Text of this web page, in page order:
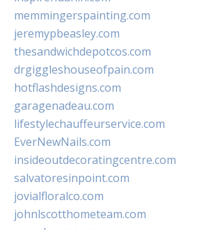
memmingerspainting.com
jeremypbeasley.com
thesandwichdepotcos.com
drgiggleshouseofpain.com
hotflashdesigns.com
garagenadeau.com
lifestylechauffeurservice.com
EverNewNails.com
insideoutdecoratingcentre.com
salvatoresinpoint.com
jovialfloralco.com
johnlscotthometeam.com